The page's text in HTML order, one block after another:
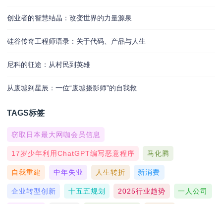
创业者的智慧结晶：改变世界的力量源泉
硅谷传奇工程师语录：关于代码、产品与人生
尼科的征途：从村民到英雄
从废墟到星辰：一位“废墟摄影师”的自我救
TAGS标签
窃取日本最大网咖会员信息
17岁少年利用ChatGPT编写恶意程序 马化腾
自我重建 中年失业 人生转折 新消费
企业转型创新 十五五规划 2025行业趋势 一人公司